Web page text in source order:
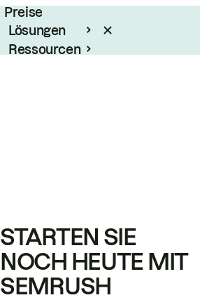
Preise
Lösungen
Ressourcen
STARTEN SIE
NOCH HEUTE MIT
SEMRUSH